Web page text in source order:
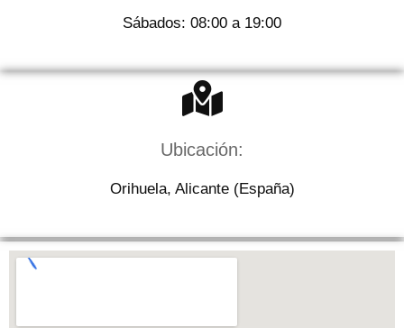
Sábados: 08:00 a 19:00
Ubicación:
Orihuela, Alicante (España)